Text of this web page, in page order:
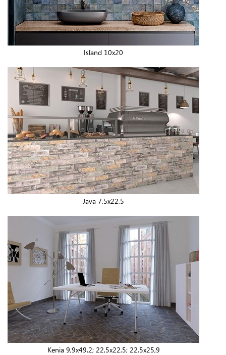
Island 10x20
Java 7,5x22,5
Kenia 9,9x49,2; 22,5x22,5; 22,5x25,9